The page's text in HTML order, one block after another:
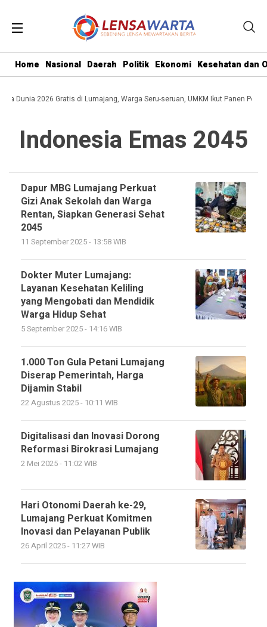
Home Nasional Daerah Politik Ekonomi Kesehatan dan
Dunia 2026 Gratis di Lumajang, Warga Seru-seruan, UMKM Ikut Panen
Indonesia Emas 2045
Dapur MBG Lumajang Perkuat
Gizi Anak Sekolah dan Warga
Rentan, Siapkan Generasi Sehat
2045
11 September 2025 - 13:58 WIB
Dokter Muter Lumajang:
Layanan Kesehatan Keliling
yang Mengobati dan Mendidik
Warga Hidup Sehat
5 September 2025 - 14:16 WIB
1.000 Ton Gula Petani Lumajang
Diserap Pemerintah, Harga
Dijamin Stabil
22 Agustus 2025 - 10:11 WIB
Digitalisasi dan Inovasi Dorong
Reformasi Birokrasi Lumajang
2 Mei 2025 - 11:02 WIB
Hari Otonomi Daerah ke-29,
Lumajang Perkuat Komitmen
Inovasi dan Pelayanan Publik
26 April 2025 - 11:27 WIB